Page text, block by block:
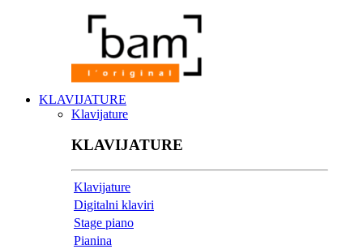
KLAVIJATURE
Klavijature
KLAVIJATURE
Klavijature
Digitalni klaviri
Stage piano
Pianina